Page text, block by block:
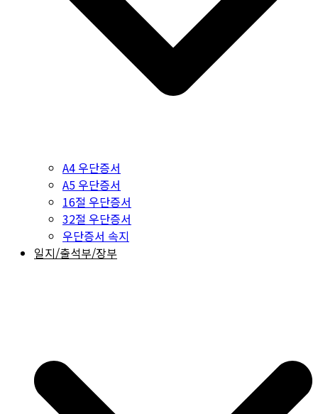
A4 우단증서
A5 우단증서
16절 우단증서
32절 우단증서
우단증서 속지
일지/출석부/장부